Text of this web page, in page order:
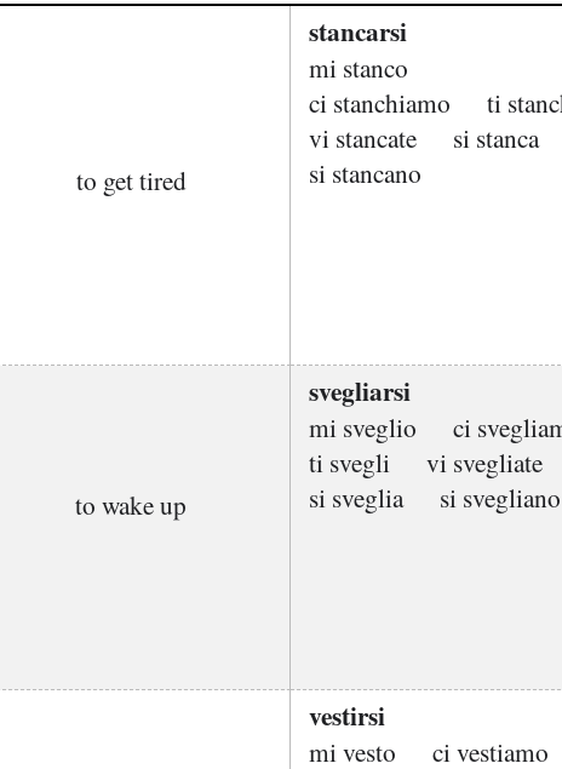
to get tired
stancarsi
mi stanco
ci stanchiamo
ti
vi stancate
si stanca
si stancano
to wake up
svegliarsi
mi sveglio
ci
ti svegli
vi svegliate
si sveglia
si svegliano
vestirsi
mi vesto ci vestiamo